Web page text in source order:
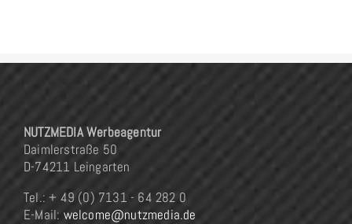
NUTZMEDIA Werbeagentur
Daimlerstraße 50
D-74211 Leingarten
Tel.: + 49 (0) 7131 - 64 282 0
E-Mail: welcome@nutzmedia.de